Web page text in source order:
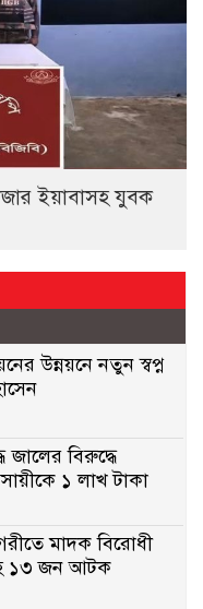
ইয়াবাসহ যুবক
উন্নয়নে নতুন স্বপ্ন
জালের বিরুদ্ধে
১ লাখ টাকা
মাদক বিরোধী
১৩ জন আটক